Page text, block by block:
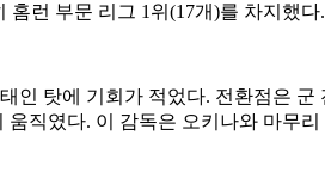
홈런 부문 리그 1위(17개)를 차지했다.
인 탓에 기회가 적었다. 전환점은
직였다. 이 감독은 오키나와 마무